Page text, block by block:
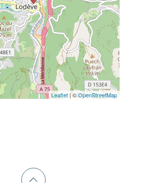
Leaflet | ©OpenStreetMap